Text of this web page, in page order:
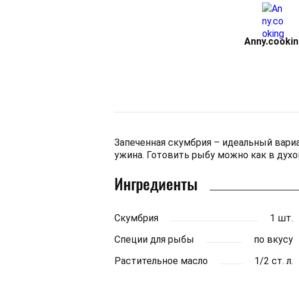
Запеченная скумбрия – идеальный
ужина. Готовить рыбу можно как в
Ингредиенты
Скумбрия 1 шт.
Специи для рыбы
по вкусу
Растительное масло
1/2 ст. л.